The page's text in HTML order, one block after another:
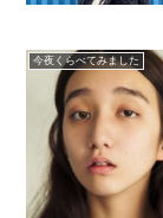
今夜くらべてみました